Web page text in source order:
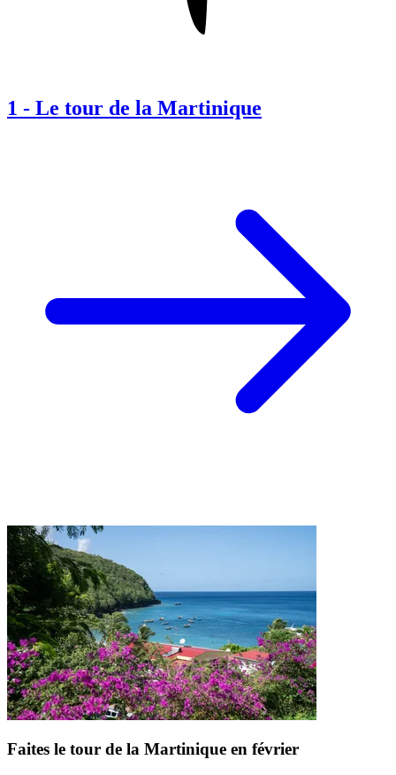
1 - Le tour de la Martinique
Faites le tour de la Martinique en février